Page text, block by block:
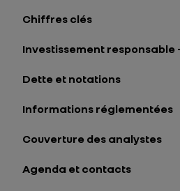
Chiffres clés
Investissement responsable -
Dette et notations
Informations réglementées
Couverture des analystes
Agenda et contacts